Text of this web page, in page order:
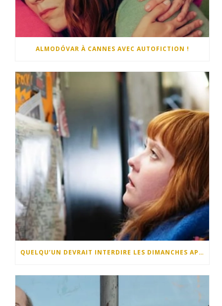
ALMODÓVAR À CANNES AVEC AUTOFICTION !
QUELQU’UN DEVRAIT INTERDIRE LES DIMANCHES APRÈS-MIDI